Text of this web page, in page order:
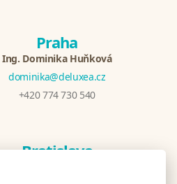
Praha
Ing. Dominika Huňková
dominika@deluxea.cz
+420 774 730 540
Bratislava